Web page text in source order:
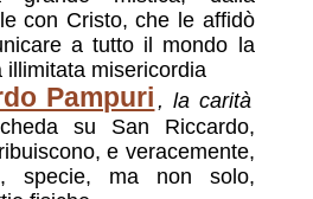
con Cristo, che le affidò
a tutto il mondo la
illimitata misericordia
Pampuri , la carità
su San Riccardo,
e veracemente,
specie, ma non solo,